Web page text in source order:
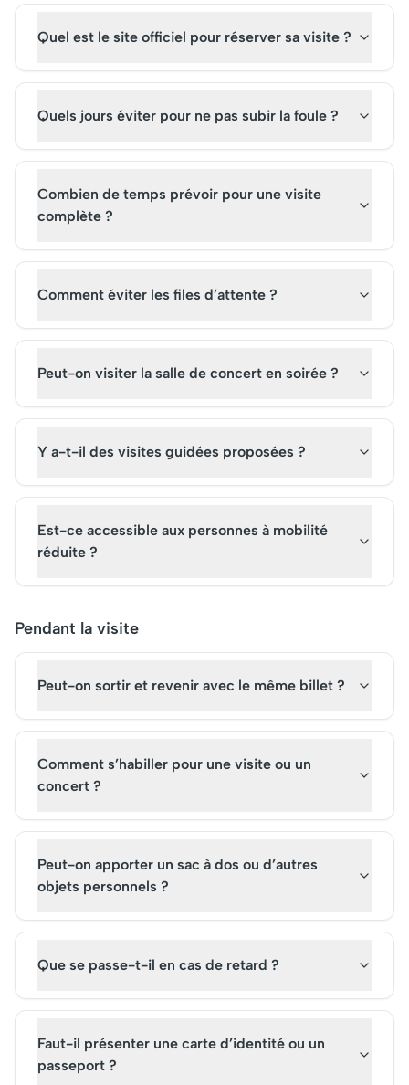
Quel est le site officiel pour réserver sa visite ?
Quels jours éviter pour ne pas subir la foule ?
Combien de temps prévoir pour une visite
complète ?
Comment éviter les files d’attente ?
Peut-on visiter la salle de concert en soirée ?
Y a-t-il des visites guidées proposées ?
Est-ce accessible aux personnes à mobilité
réduite ?
Pendant la visite
Peut-on sortir et revenir avec le même billet ?
Comment s’habiller pour une visite ou un
concert ?
Peut-on apporter un sac à dos ou d’autres
objets personnels ?
Que se passe-t-il en cas de retard ?
Faut-il présenter une carte d’identité ou un
passeport ?